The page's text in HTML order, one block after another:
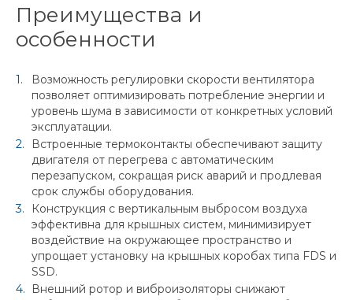
Преимущества и
особенности
Возможность регулировки скорости вентилятора
позволяет оптимизировать потребление энергии и
уровень шума в зависимости от конкретных условий
эксплуатации.
Встроенные термоконтакты обеспечивают защиту
двигателя от перегрева с автоматическим
перезапуском, сокращая риск аварий и продлевая
срок службы оборудования.
Конструкция с вертикальным выбросом воздуха
эффективна для крышных систем, минимизирует
воздействие на окружающее пространство и
упрощает установку на крышных коробах типа FDS и
SSD.
Внешний ротор и виброизоляторы снижают